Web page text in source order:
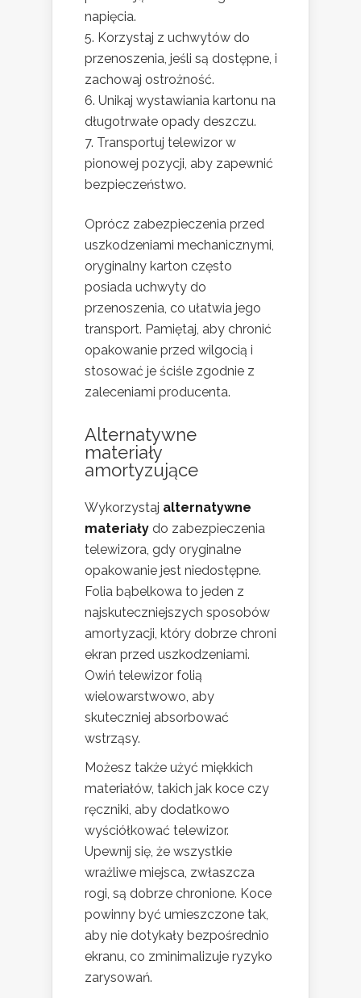
napięcia.
Korzystaj z uchwytów do
przenoszenia, jeśli są dostępne, i
zachowaj ostrożność.
Unikaj wystawiania kartonu na
długotrwałe opady deszczu.
Transportuj telewizor w
pionowej pozycji, aby zapewnić
bezpieczeństwo.
Oprócz zabezpieczenia przed
uszkodzeniami mechanicznymi,
oryginalny karton często
posiada uchwyty do
przenoszenia, co ułatwia jego
transport. Pamiętaj, aby chronić
opakowanie przed wilgocią i
stosować je ściśle zgodnie z
zaleceniami producenta.
Alternatywne
materiały
amortyzujące
Wykorzystaj alternatywne
materiały do zabezpieczenia
telewizora, gdy oryginalne
opakowanie jest niedostępne.
Folia bąbelkowa to jeden z
najskuteczniejszych sposobów
amortyzacji, który dobrze chroni
ekran przed uszkodzeniami.
Owiń telewizor folią
wielowarstwowo, aby
skuteczniej absorbować
wstrząsy.
Możesz także użyć miękkich
materiałów, takich jak koce czy
ręczniki, aby dodatkowo
wyściółkować telewizor.
Upewnij się, że wszystkie
wrażliwe miejsca, zwłaszcza
rogi, są dobrze chronione. Koce
powinny być umieszczone tak,
aby nie dotykały bezpośrednio
ekranu, co zminimalizuje ryzyko
zarysowań.